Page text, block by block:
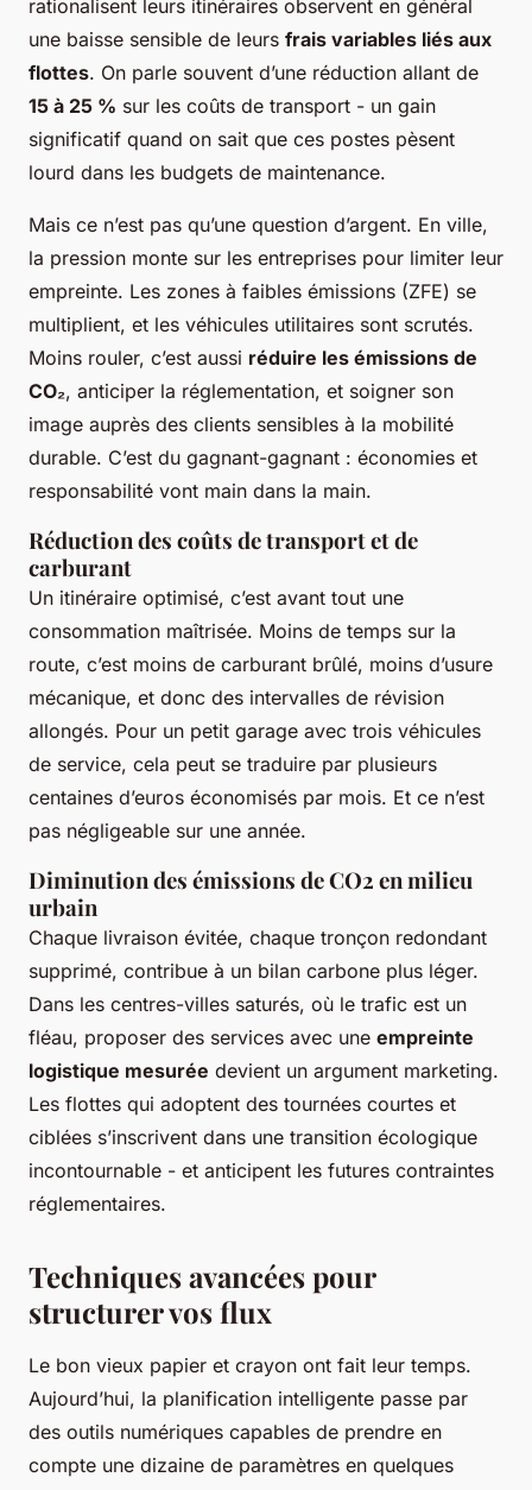
rationalisent leurs itinéraires observent en général
une baisse sensible de leurs frais variables liés aux
flottes. On parle souvent d’une réduction allant de
15 à 25 % sur les coûts de transport - un gain
significatif quand on sait que ces postes pèsent
lourd dans les budgets de maintenance.
Mais ce n’est pas qu’une question d’argent. En ville,
la pression monte sur les entreprises pour limiter leur
empreinte. Les zones à faibles émissions (ZFE) se
multiplient, et les véhicules utilitaires sont scrutés.
Moins rouler, c’est aussi réduire les émissions de
CO₂, anticiper la réglementation, et soigner son
image auprès des clients sensibles à la mobilité
durable. C’est du gagnant-gagnant : économies et
responsabilité vont main dans la main.
Réduction des coûts de transport et de
carburant
Un itinéraire optimisé, c’est avant tout une
consommation maîtrisée. Moins de temps sur la
route, c’est moins de carburant brûlé, moins d’usure
mécanique, et donc des intervalles de révision
allongés. Pour un petit garage avec trois véhicules
de service, cela peut se traduire par plusieurs
centaines d’euros économisés par mois. Et ce n’est
pas négligeable sur une année.
Diminution des émissions de CO2 en milieu
urbain
Chaque livraison évitée, chaque tronçon redondant
supprimé, contribue à un bilan carbone plus léger.
Dans les centres-villes saturés, où le trafic est un
fléau, proposer des services avec une empreinte
logistique mesurée devient un argument marketing.
Les flottes qui adoptent des tournées courtes et
ciblées s’inscrivent dans une transition écologique
incontournable - et anticipent les futures contraintes
réglementaires.
Techniques avancées pour
structurer vos flux
Le bon vieux papier et crayon ont fait leur temps.
Aujourd’hui, la planification intelligente passe par
des outils numériques capables de prendre en
compte une dizaine de paramètres en quelques